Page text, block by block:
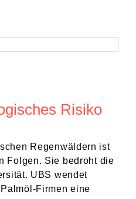
Risiko
Regenwäldern ist
Folgen. Sie bedroht die
UBS wendet
Firmen eine